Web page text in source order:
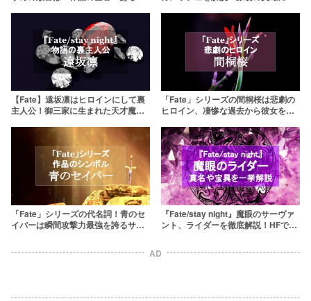
【Fate】遠坂凛はヒロインにして裏
主人公！御三家に生まれた天才魔術
「Fate」シリーズの間桐桜は悲劇の
ヒロイン、凄惨な過去から彼女を救
「Fate」シリーズの代名詞！青のセ
イバーは瞬間攻撃力最強を誇るサー
『Fate/stay night』魔眼のサーヴァ
ント、ライダーを徹底解説！HFでは
AD